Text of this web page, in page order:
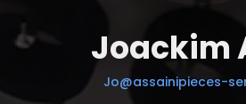
Joackim
Jo@assainipieces-